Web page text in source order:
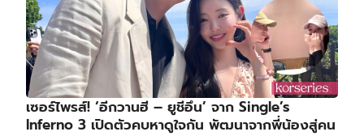
เซอร์ไพรส์! ‘อีกวานฮี – ยูชีอึน’ จาก Single’s
Inferno 3 เปิดตัวคบหาดูใจกัน พัฒนาจากพี่น้องสู่คน